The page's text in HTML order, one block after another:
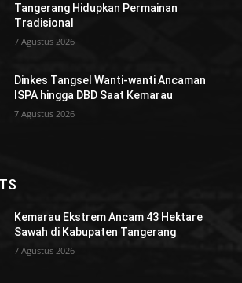
Tangerang Hidupkan Permainan
Tradisional
7 Agustus 2026
Dinkes Tangsel Wanti-wanti Ancaman
ISPA hingga DBD Saat Kemarau
7 Agustus 2026
Kemarau Ekstrem Ancam 43 Hektare
Sawah di Kabupaten Tangerang
7 Agustus 2026